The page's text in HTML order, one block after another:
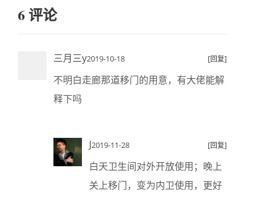
6 评论
三月三y2019-10-18 [回复]
不明白走廊那道移门的用意，有大佬能解
释下吗
J2019-11-28 [回复]
白天卫生间对外开放使用；晚上
关上移门，变为内卫使用，更好